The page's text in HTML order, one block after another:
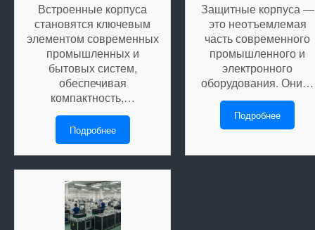
Встроенные корпуса
становятся ключевым
элементом современных
промышленных и
бытовых систем,
обеспечивая
компактность,…
Подробнее
Защитные корпуса —
это неотъемлемая
часть современного
промышленного и
электронного
оборудования. Они…
Подробнее